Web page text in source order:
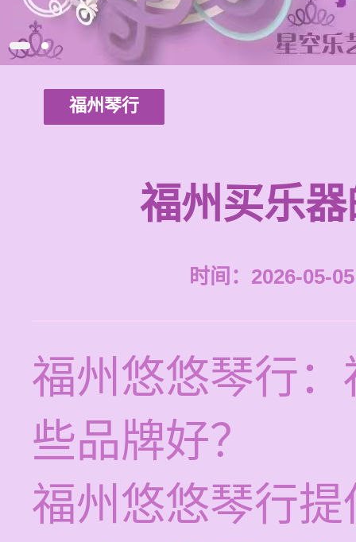
福州琴行
福州买乐
时间：2026-05-
福州悠悠琴行
些品牌好？
福州悠悠琴行